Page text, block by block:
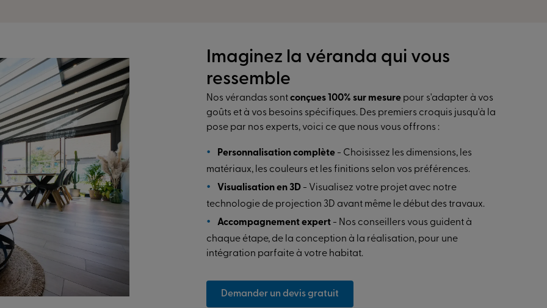
Imaginez la véranda qui vous
ressemble
Nos vérandas sontconçues 100% sur mesure pour s'adapter à vos
goûts et à vos besoins spécifiques. Des premiers croquis jusqu'à la
pose par nos experts, voici ce que nous vous offrons :
Personnalisation complète - Choisissez les dimensions, les
matériaux, les couleurs et les finitions selon vos préférences.
Visualisation en 3D - Visualisez votre projet avec notre
technologie de projection 3D avant même le début des travaux.
Accompagnement expert - Nos conseillers vous guident à
chaque étape, de la conception à la réalisation, pour une
intégration parfaite à votre habitat.
Demander un devis gratuit